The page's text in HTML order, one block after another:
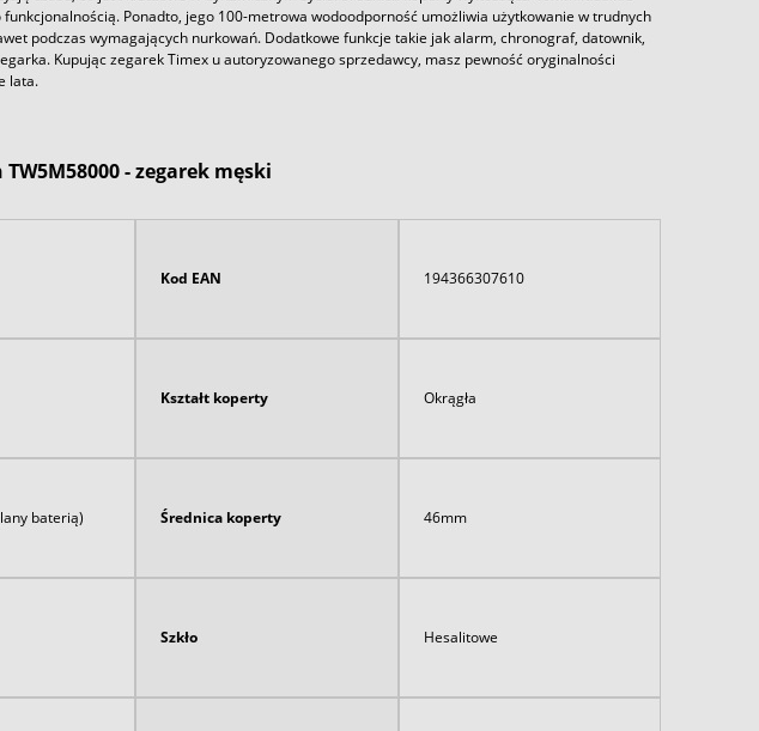
Ponadto, jego 100-metrowa wodoodporność umożliwia użytkowanie w trudnych
podczas wymagających nurkowań. Dodatkowe funkcje takie jak alarm, chronograf, datownik,
Kupując zegarek Timex u autoryzowanego sprzedawcy, masz pewność oryginalności
lata.
- zegarek męski
Kod EAN 194366307610
Kształt koperty Okrągła
baterią) Średnica koperty 46mm
Szkło Hesalitowe